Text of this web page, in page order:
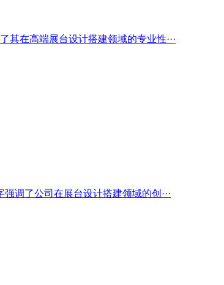
在高端展台设计搭建领域的专业性···
调了公司在展台设计搭建领域的创···